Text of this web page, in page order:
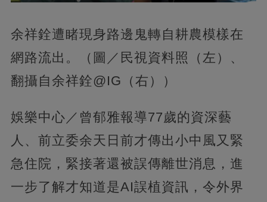
余祥銓遭睹現身路邊鬼轉自耕農模樣在
網路流出。（圖／民視資料照（左）、
翻攝自余祥銓@IG（右））
娛樂中心／曾郁雅報導77歲的資深藝
人、前立委余天日前才傳出小中風又緊
急住院，緊接著還被誤傳離世消息，進
一步了解才知道是AI誤植資訊，令外界